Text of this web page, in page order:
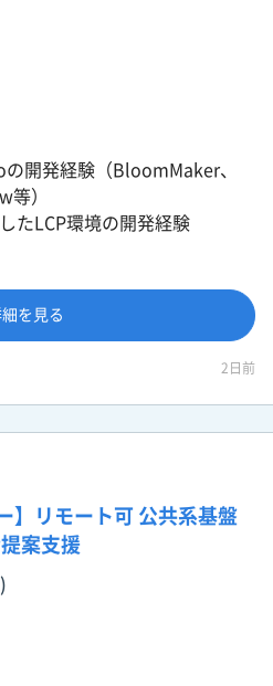
開発経験（BloomMaker、
等）
たLCP環境の開発経験
を見る
2日前
】リモート可 公共系基盤
案支援